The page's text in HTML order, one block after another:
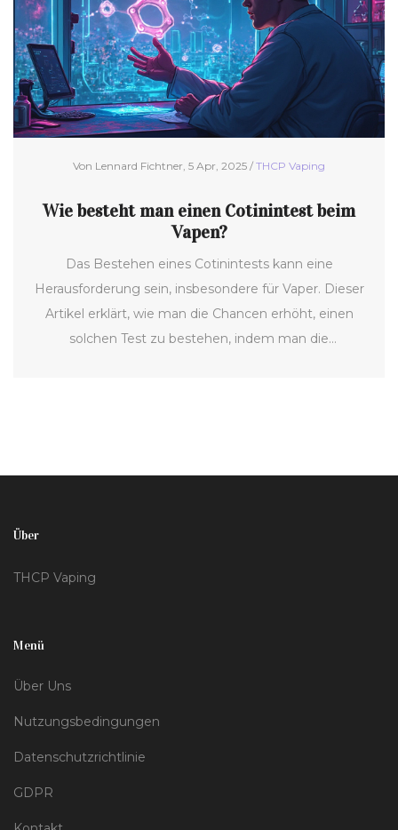
Von Lennard Fichtner, 5 Apr, 2025 / THCP Vaping
Wie besteht man einen Cotinintest beim
Vapen?
Das Bestehen eines Cotinintests kann eine
Herausforderung sein, insbesondere für Vaper. Dieser
Artikel erklärt, wie man die Chancen erhöht, einen
solchen Test zu bestehen, indem man die
Über
THCP Vaping
Menü
Über Uns
Nutzungsbedingungen
Datenschutzrichtlinie
GDPR